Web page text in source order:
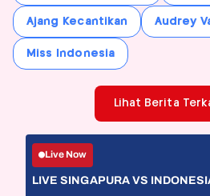
Ajang Kecantikan Audrey
Miss Indonesia
Lihat Berita
Live Now
LIVE SINGAPURA VS